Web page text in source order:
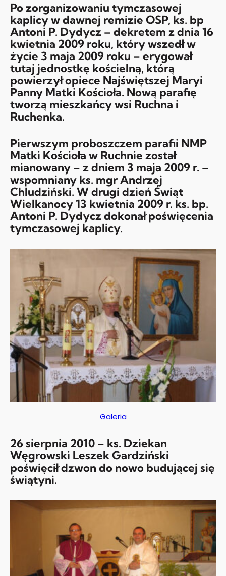
Po zorganizowaniu tymczasowej
kaplicy w dawnej remizie OSP, ks. bp
Antoni P. Dydycz – dekretem z dnia 16
kwietnia 2009 roku, który wszedł w
życie 3 maja 2009 roku – erygował
tutaj jednostkę kościelną, którą
powierzył opiece Najświętszej Maryi
Panny Matki Kościoła. Nową parafię
tworzą mieszkańcy wsi Ruchna i
Ruchenka.
Pierwszym proboszczem parafii NMP
Matki Kościoła w Ruchnie został
mianowany – z dniem 3 maja 2009 r. –
wspomniany ks. mgr Andrzej
Chludziński. W drugi dzień Świąt
Wielkanocy 13 kwietnia 2009 r. ks. bp.
Antoni P. Dydycz dokonał poświęcenia
tymczasowej kaplicy.
Galeria
26 sierpnia 2010 – ks. Dziekan
Węgrowski Leszek Gardziński
poświęcił dzwon do nowo budującej się
świątyni.